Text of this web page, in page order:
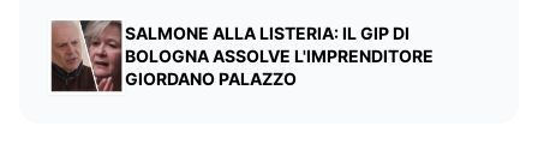
SALMONE ALLA LISTERIA: IL GIP DI
BOLOGNA ASSOLVE L'IMPRENDITORE
GIORDANO PALAZZO